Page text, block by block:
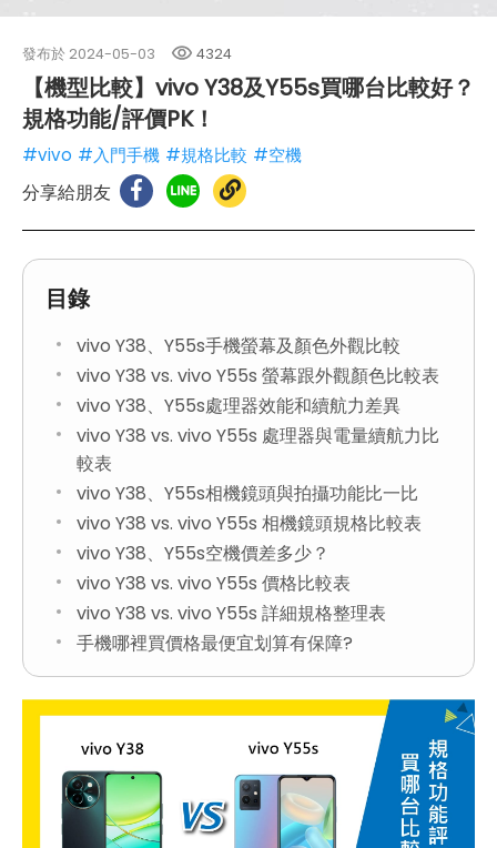
發布於 2024-05-03 4324
【機型比較】vivo Y38及Y55s買哪台比較好？
規格功能/評價PK！
#vivo #入門手機 #規格比較 #空機
分享給朋友
目錄
vivo Y38、Y55s手機螢幕及顏色外觀比較
vivo Y38 vs. vivo Y55s 螢幕跟外觀顏色比較表
vivo Y38、Y55s處理器效能和續航力差異
vivo Y38 vs. vivo Y55s 處理器與電量續航力比
較表
vivo Y38、Y55s相機鏡頭與拍攝功能比一比
vivo Y38 vs. vivo Y55s 相機鏡頭規格比較表
vivo Y38、Y55s空機價差多少？
vivo Y38 vs. vivo Y55s 價格比較表
vivo Y38 vs. vivo Y55s 詳細規格整理表
手機哪裡買價格最便宜划算有保障?